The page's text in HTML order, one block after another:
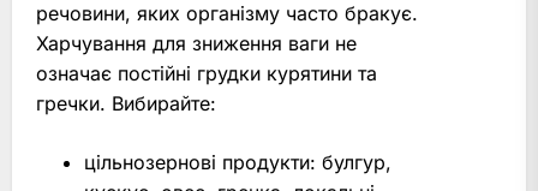
речовини, яких організму часто бракує.
Харчування для зниження ваги не
означає постійні грудки курятини та
гречки. Вибирайте:
цільнозернові продукти: булгур,